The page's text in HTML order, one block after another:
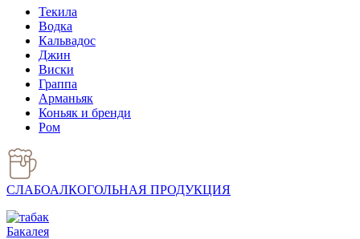
Текила
Водка
Кальвадос
Джин
Виски
Граппа
Арманьяк
Коньяк и бренди
Ром
СЛАБОАЛКОГОЛЬНАЯ ПРОДУКЦИЯ
Бакалея